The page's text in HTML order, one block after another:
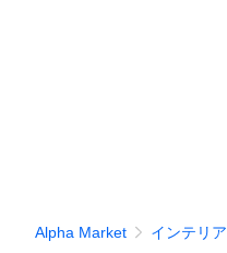
Alpha Market インテリア